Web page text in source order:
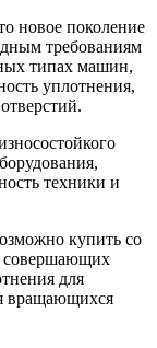
новое поколение
требованиям
типах машин,
уплотнения,
техники и
купить со
совершающих
для
вращающихся